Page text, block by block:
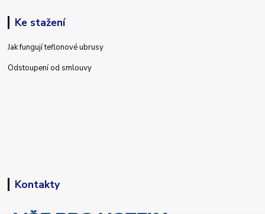
Ke stažení
Jak fungují teflonové ubrusy
Odstoupení od smlouvy
Kontakty